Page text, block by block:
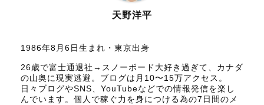
天野洋平
1986年8月6日生まれ・東京出身
26歳で富士通退社→スノーボード大好き過ぎて、カナダ
の山奥に現実逃避。ブログは月10〜15万アクセス。
日々ブログやSNS、YouTubeなどでの情報発信を楽し
んでいます。個人で稼ぐ力を身につける為の7日間のメ